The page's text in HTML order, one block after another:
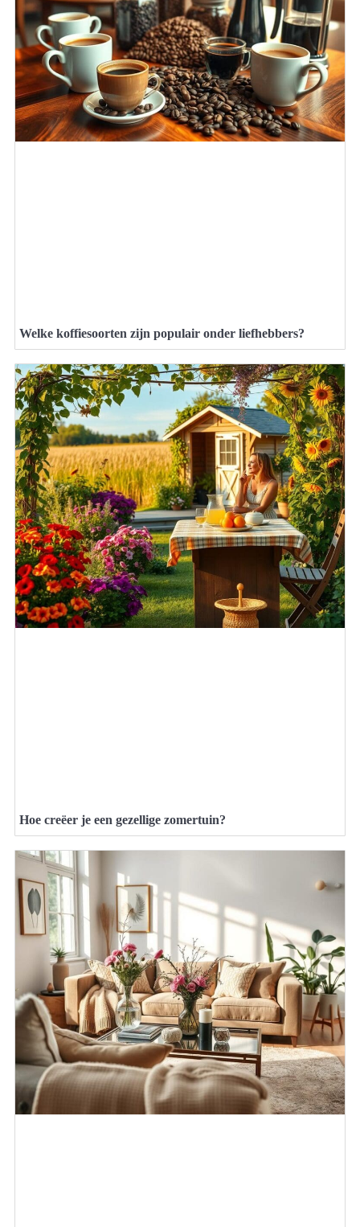
Welke koffiesoorten zijn populair onder liefhebbers?
Hoe creëer je een gezellige zomertuin?